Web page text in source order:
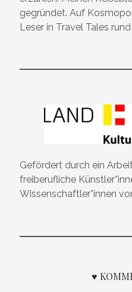
gegründet. Auf
Leser in Travel Tales
Gefördert durch ein
freiberufliche
Wissenschaftler*innen
♥